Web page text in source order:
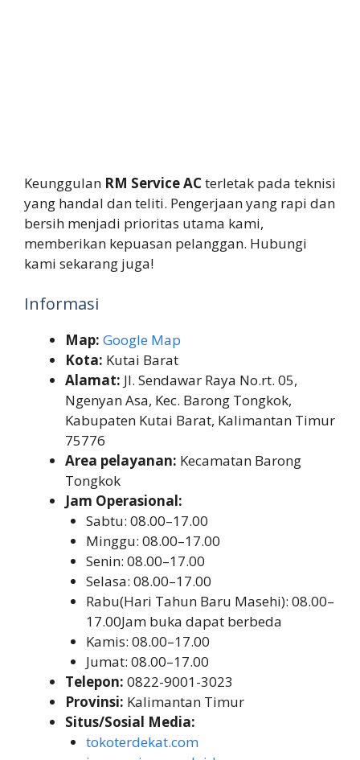
Keunggulan RM Service ACterletak pada teknisi
yang handal dan teliti. Pengerjaan yang rapi dan
bersih menjadi prioritas utama kami,
memberikan kepuasan pelanggan. Hubungi
kami sekarang juga!
Informasi
Map: Google Map
Kota: Kutai Barat
Alamat: Jl. Sendawar Raya No.rt. 05,
Ngenyan Asa, Kec. Barong Tongkok,
Kabupaten Kutai Barat, Kalimantan Timur
75776
Area pelayanan: Kecamatan Barong
Tongkok
Jam Operasional:
Sabtu: 08.00–17.00
Minggu: 08.00–17.00
Senin: 08.00–17.00
Selasa: 08.00–17.00
Rabu(Hari Tahun Baru Masehi): 08.00–
17.00Jam buka dapat berbeda
Kamis: 08.00–17.00
Jumat: 08.00–17.00
Telepon: 0822-9001-3023
Provinsi: Kalimantan Timur
Situs/Sosial Media:
tokoterdekat.com